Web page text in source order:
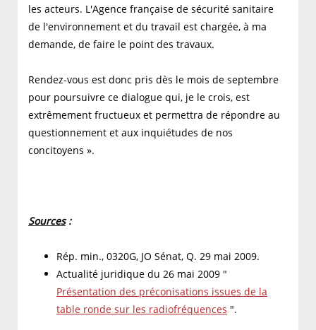
les acteurs. L'Agence française de sécurité sanitaire
de l'environnement et du travail est chargée, à ma
demande, de faire le point des travaux.
Rendez-vous est donc pris dès le mois de septembre
pour poursuivre ce dialogue qui, je le crois, est
extrêmement fructueux et permettra de répondre au
questionnement et aux inquiétudes de nos
concitoyens ».
Sources:
Rép. min., 0320G, JO Sénat, Q. 29 mai 2009.
Actualité juridique du 26 mai 2009 "
Présentation des préconisations issues de la
table ronde sur les radiofréquences ".